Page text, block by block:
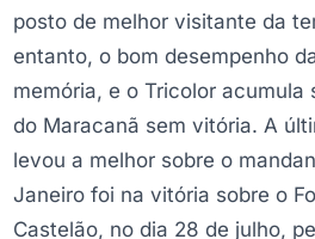
posto de melhor visitante da
entanto, o bom desempenho
memória, e o Tricolor acumula
do Maracanã sem vitória. A
levou a melhor sobre o
Janeiro foi na vitória sobre o
Castelão, no dia 28 de julho,